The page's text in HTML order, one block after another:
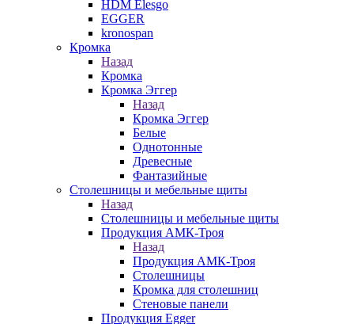
HDM Elesgo
EGGER
kronospan
Кромка
Назад
Кромка
Кромка Эггер
Назад
Кромка Эггер
Белые
Однотонные
Древесные
Фантазийные
Столешницы и мебельные щиты
Назад
Столешницы и мебельные щиты
Продукция АМК-Троя
Назад
Продукция АМК-Троя
Столешницы
Кромка для столешниц
Стеновые панели
Продукция Egger